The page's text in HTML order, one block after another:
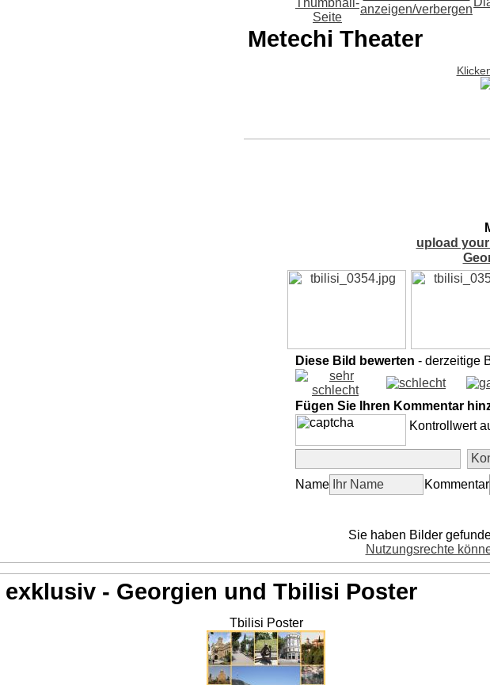
Metechi Theater
upload
Diese Bild bewerten - derzeitige
Fügen Sie Ihren Kommentar
Kontrollwert
Name Kommentar
Sie haben Bilder
Nutzungsrechte
exklusiv - Georgien und Tbilisi Poster
Tbilisi Poster